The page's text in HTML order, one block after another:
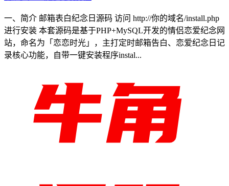
一、简介 邮箱表白纪念日源码 访问 http://你的域名/install.php
进行安装 本套源码是基于PHP+MySQL开发的情侣恋爱纪念网
站，命名为「恋恋时光」，主打定时邮箱告白、恋爱纪念日记
录核心功能，自带一键安装程序instal...